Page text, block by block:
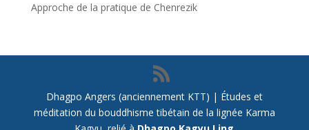
Approche de la pratique de Chenrezik
Dhagpo Angers (anciennement KTT) | Études et
méditation du bouddhisme tibétain de la lignée Karma